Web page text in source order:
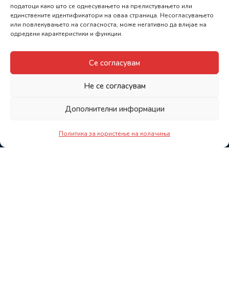
податоци како што се однесувањето на прелистувањето или
единствените идентификатори на оваа страница. Несогласувањето
или повлекувањето на согласноста, може негативно да влијае на
одредени карактеристики и функции.
Се согласувам
Не се согласувам
Дополнителни информации
Политика за користење на колачиња